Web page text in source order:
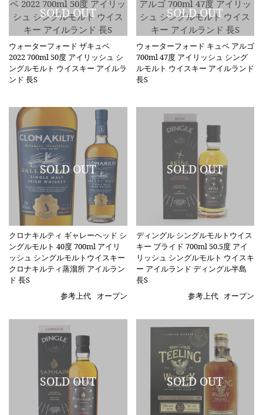
ウォーターフォード ザキュベ
2022 700ml 50度 アイリッシュ シ
ングルモルト ウイスキー アイルラ
ンド 長S
ウォーターフォード キュベ アルゴ
700ml 47度 アイリッシュ シング
ルモルト ウイスキー アイルランド
長S
クロナキルティ ギャレーヘッド シ
ングルモルト 40度 700ml アイリ
ッシュ シングルモルトウイスキー
クロナキルティ蒸溜所 アイルラン
ド 長S
参考上代
オープン
ディングル シングルモルトウイス
キー ブライド 700ml 50.5度 アイ
リッシュ シングルモルト ウイスキ
ー アイルランド ディングル半島
長S
参考上代 オープン